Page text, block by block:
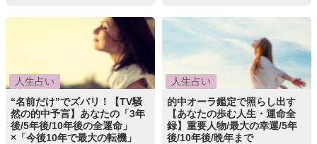
人生占い
“名前だけ”でズバリ！【TV騒
然の的中予言】あなたの「3年
後/5年後/10年後の全運命」
×「今後10年で最大の転機」
人生占い
的中オーラ鑑定で照らし出す
【あなたの歩む人生・運命全
録】重要人物/最大の幸運/5年
後/10年後/晩年まで